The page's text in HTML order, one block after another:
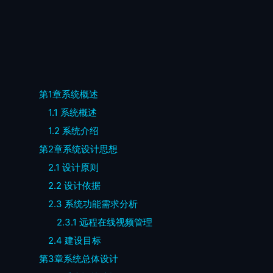
第1章系统概述
1.1 系统概述
1.2 系统介绍
第2章系统设计思想
2.1 设计原则
2.2 设计依据
2.3 系统功能需求分析
2.3.1远程在线视频管理
2.4 建设目标
第3章系统总体设计